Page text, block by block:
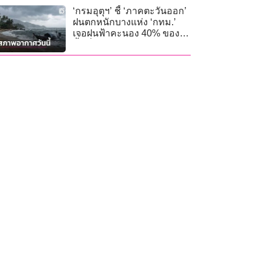
‘กรมอุตุฯ’ ชี้ ‘ภาคตะวันออก’
ฝนตกหนักบางแห่ง ‘กทม.’
เจอฝนฟ้าคะนอง 40% ของ